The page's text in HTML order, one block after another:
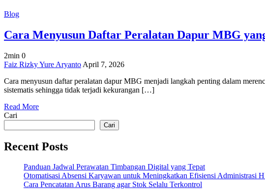
Blog
Cara Menyusun Daftar Peralatan Dapur MBG
2min 0
on
Menyusun
Daftar
Dapur
MBG
Faiz Rizky Yure Aryanto April 7, 2026
Cara menyusun daftar peralatan dapur MBG menjadi langkah penting dalam
sistematis sehingga tidak terjadi kekurangan […]
Read More
Cari
Cari
Recent Posts
Panduan Jadwal Perawatan Timbangan Digital yang Tepat
Otomatisasi Absensi Karyawan untuk Meningkatkan Efisiensi Administrasi
Cara Pencatatan Arus Barang agar Stok Selalu Terkontrol